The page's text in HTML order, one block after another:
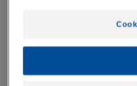
te koelen wanneer
lichamelijke
hypothalamus, een